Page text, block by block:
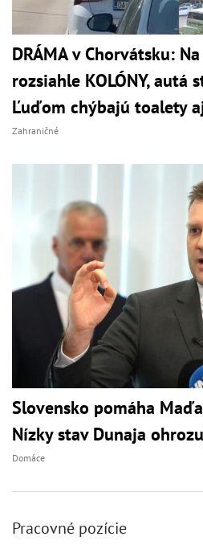
DRÁMA v Chorvátsku:
rozsiahle KOLÓNY, autá
Ľuďom chýbajú toalety
Zahraničné
Slovensko pomáha
Nízky stav Dunaja
Domáce
Pracovné pozície